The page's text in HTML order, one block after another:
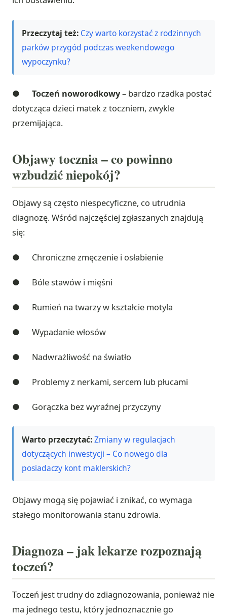
Przeczytaj też: Czy warto korzystać z rodzinnych
parków przygód podczas weekendowego
wypoczynku?
● Toczeń noworodkowy– bardzo rzadka postać
dotycząca dzieci matek z toczniem, zwykle
przemijająca.
Objawy tocznia – co powinno
wzbudzić niepokój?
Objawy są często niespecyficzne, co utrudnia
diagnozę. Wśród najczęściej zgłaszanych znajdują
się:
● Chroniczne zmęczenie i osłabienie
● Bóle stawów i mięśni
● Rumień na twarzy w kształcie motyla
● Wypadanie włosów
● Nadwrażliwość na światło
● Problemy z nerkami, sercem lub płucami
● Gorączka bez wyraźnej przyczyny
Warto przeczytać:Zmiany w regulacjach
dotyczących inwestycji – Co nowego dla
posiadaczy kont maklerskich?
Objawy mogą się pojawiać i znikać, co wymaga
stałego monitorowania stanu zdrowia.
Diagnoza – jak lekarze rozpoznają
toczeń?
Toczeń jest trudny do zdiagnozowania, ponieważ nie
ma jednego testu, który jednoznacznie go